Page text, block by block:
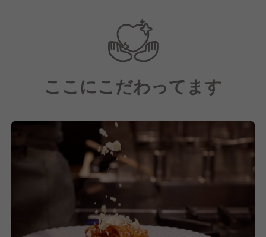
に未来を創造しましょう！
創業39年を経て、これまで多くの新規ブランドを開発
してきました。すべてが順調に進んだわけではありま
せんが、決してあきらめずに地道な改善を続け、数多
くのブランドが多くのお客様からご愛顧いただくまで
発を継続するため、私たちが長年大切にしてきた弊社
の基本方針である「お客様の声を聞き、問題点を見つ
け、必ず改善させる！」ことを具現化することができ
る人財を求めています。
ここにこだわってます